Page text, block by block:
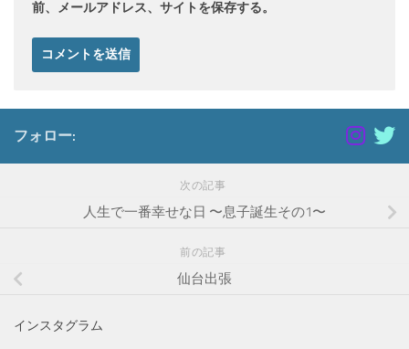
前、メールアドレス、サイトを保存する。
フォロー:
次の記事
人生で一番幸せな日 〜息子誕生その1〜
前の記事
仙台出張
インスタグラム